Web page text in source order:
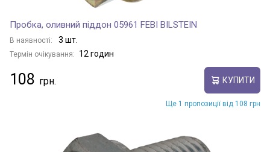
Пробка, оливний піддон 05961 FEBI BILSTEIN
В наявності: 3 шт.
Термін очікування: 12 годин
108 КУПИТИ
Ще 1 пропозиції від 108 грн